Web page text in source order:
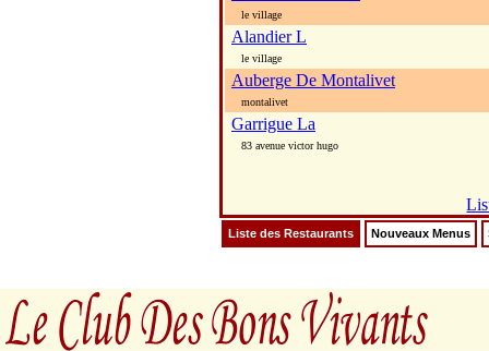
le village
Alandier L
le village
Auberge De Montalivet
montalivet
Garrigue La
83 avenue victor hugo
Liste des Restaurants Nouveaux Menus